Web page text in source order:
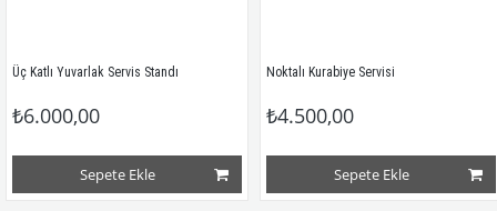
Yuvarlak Servis Standı
Sepete Ekle
Noktalı Kurabiye Servisi
₺4.500,00
Sepete Ekle